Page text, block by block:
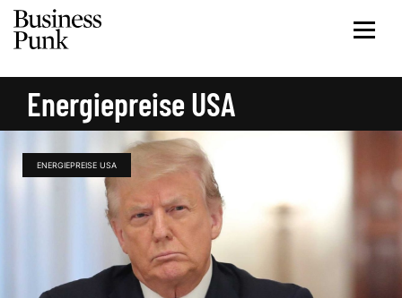
Energiepreise USA
ENERGIEPREISE USA